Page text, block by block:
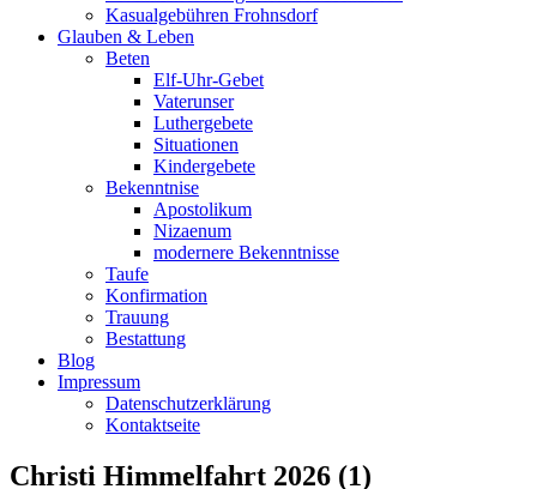
Kasualgebühren Frohnsdorf
Glauben & Leben
Beten
Elf-Uhr-Gebet
Vaterunser
Luthergebete
Situationen
Kindergebete
Bekenntnise
Apostolikum
Nizaenum
modernere Bekenntnisse
Taufe
Konfirmation
Trauung
Bestattung
Blog
Impressum
Datenschutzerklärung
Kontaktseite
Christi Himmelfahrt 2026 (1)